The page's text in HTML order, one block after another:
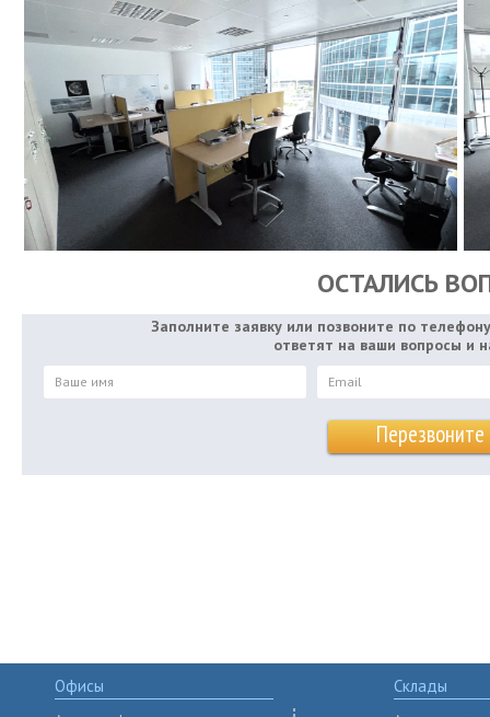
ОСТАЛИСЬ
Заполните заявку или позвоните по
ответят на ваши вопросы и
Офисы Склады